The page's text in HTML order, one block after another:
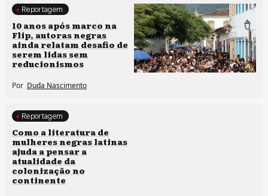
Processos artísticos
Reportagem
10 anos após marco na
Flip, autoras negras
ainda relatam desafio de
serem lidas sem
reducionismos
Por Duda Nascimento
Direitos humanos
Reportagem
Como a literatura de
mulheres negras latinas
ajuda a pensar a
atualidade da
colonização no
continente